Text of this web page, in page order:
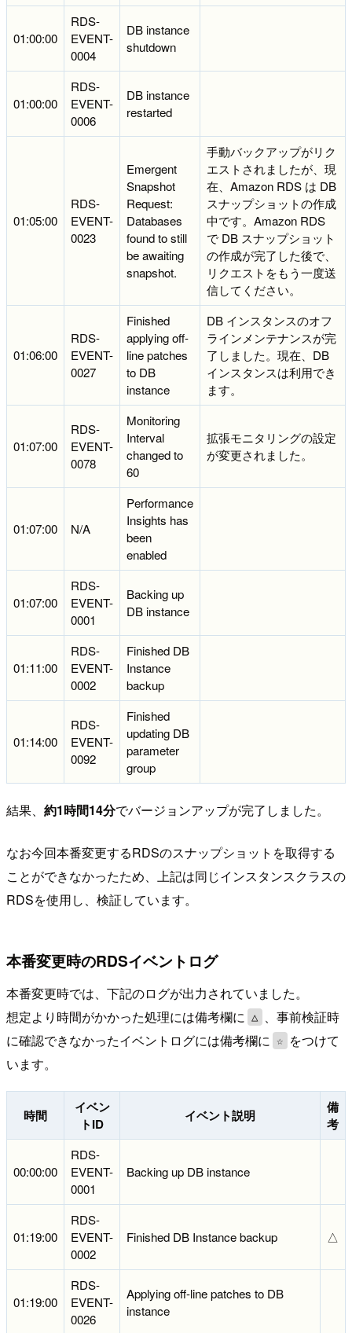
01:00:00
RDS-
EVENT-
0004
DB instance
shutdown
01:00:00
RDS-
EVENT-
0006
DB instance
restarted
01:05:00
RDS-
EVENT-
0023
Emergent
Snapshot
Request:
Databases
found to still
be awaiting
snapshot.
手動バックアップがリク
エストされましたが、現
在、Amazon RDS は DB
スナップショットの作成
中です。Amazon RDS
で DB スナップショット
の作成が完了した後で、
リクエストをもう一度送
信してください。
01:06:00
RDS-
EVENT-
0027
Finished
applying off-
line patches
to DB
instance
DB インスタンスのオフ
ラインメンテナンスが完
了しました。現在、DB
インスタンスは利用でき
ます。
01:07:00
RDS-
EVENT-
0078
Monitoring
Interval
changed to
60
拡張モニタリングの設定
が変更されました。
01:07:00 N/A
Performance
Insights has
been
enabled
01:07:00
RDS-
EVENT-
0001
Backing up
DB instance
01:11:00
RDS-
EVENT-
0002
Finished DB
Instance
backup
01:14:00
RDS-
EVENT-
0092
Finished
updating DB
parameter
group
結果、 約1時間14分でバージョンアップが完了しました。
なお今回本番変更するRDSのスナップショットを取得する
ことができなかったため、上記は同じインスタンスクラスの
RDSを使用し、検証しています。
本番変更時のRDSイベントログ
本番変更時では、下記のログが出力されていました。
想定より時間がかかった処理には備考欄に
△
、事前検証時
に確認できなかったイベントログには備考欄に ☆
をつけて
います。
時間
イベン
トID
イベント説明
備
考
00:00:00
RDS-
EVENT-
0001
Backing up DB instance
01:19:00
RDS-
EVENT-
0002
Finished DB Instance backup △
01:19:00
RDS-
EVENT-
0026
Applying off-line patches to DB
instance